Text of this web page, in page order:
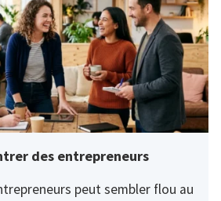
des entrepreneurs
peut sembler flou au